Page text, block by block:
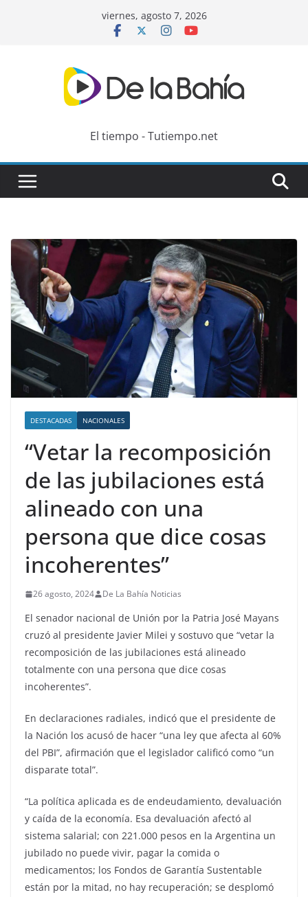
viernes, agosto 7, 2026
El tiempo - Tutiempo.net
DESTACADAS NACIONALES
“Vetar la recomposición
de las jubilaciones está
alineado con una
persona que dice cosas
incoherentes”
26 agosto, 2024 De La Bahía Noticias
El senador nacional de Unión por la Patria José Mayans
cruzó al presidente Javier Milei y sostuvo que “vetar la
recomposición de las jubilaciones está alineado
totalmente con una persona que dice cosas
incoherentes”.
En declaraciones radiales, indicó que el presidente de
la Nación los acusó de hacer “una ley que afecta al 60%
del PBI”, afirmación que el legislador calificó como “un
disparate total”.
“La política aplicada es de endeudamiento, devaluación
y caída de la economía. Esa devaluación afectó al
sistema salarial; con 221.000 pesos en la Argentina un
jubilado no puede vivir, pagar la comida o
medicamentos; los Fondos de Garantía Sustentable
están por la mitad, no hay recuperación; se desplomó